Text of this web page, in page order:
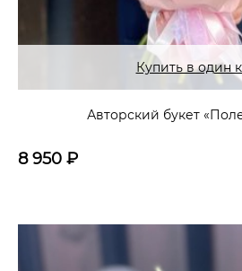
Купить в один
Авторский букет
8 950 ₽